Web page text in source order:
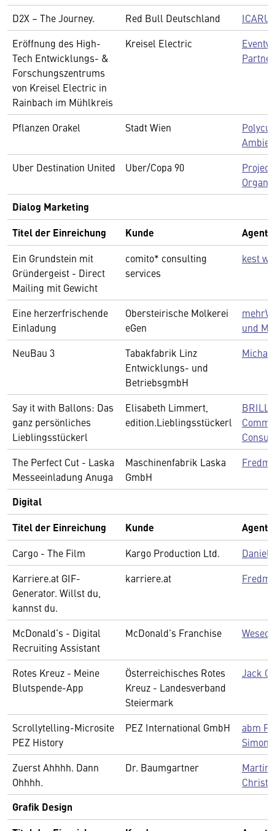
D2X – The Journey. Red Bull Deutschland
Eröffnung des High-
Tech Entwicklungs- &
Forschungszentrums
von Kreisel Electric in
Rainbach im Mühlkreis
Kreisel Electric
Partner
Pflanzen Orakel Stadt Wien
Uber Destination United
Uber/Copa 90
Dialog Marketing
Titel der Einreichung
Kunde
Ein Grundstein mit
Gründergeist - Direct
Mailing mit Gewicht
comito* consulting
services
kest
Eine herzerfrischende
Einladung
Obersteirische Molkerei
eGen
und
NeuBau 3
Tabakfabrik Linz
Entwicklungs- und
BetriebsgmbH
Say it with Ballons: Das
ganz persönliches
Lieblingsstückerl
Elisabeth Limmert,
edition.Lieblingsstückerl
The Perfect Cut - Laska
Messeeinladung Anuga
Maschinenfabrik Laska
GmbH
Digital
Titel der Einreichung
Kunde
Cargo - The Film Kargo Production Ltd.
Daniel
Karriere.at GIF-
Generator. Willst du,
kannst du.
karriere.at
McDonald’s - Digital
Recruiting Assistant
McDonald’s Franchise Weseo
Rotes Kreuz - Meine
Blutspende-App
Österreichisches Rotes
Kreuz - Landesverband
Steiermark
Jack
Scrollytelling-Microsite
PEZ History
PEZ International GmbH
abm
Simon
Zuerst Ahhhh. Dann
Ohhhh.
Dr. Baumgartner
Grafik Design